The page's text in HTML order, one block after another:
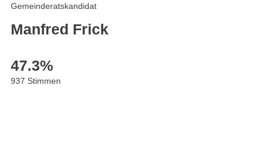
Gemeinderatskandidat
Manfred Frick
47.3%
937 Stimmen